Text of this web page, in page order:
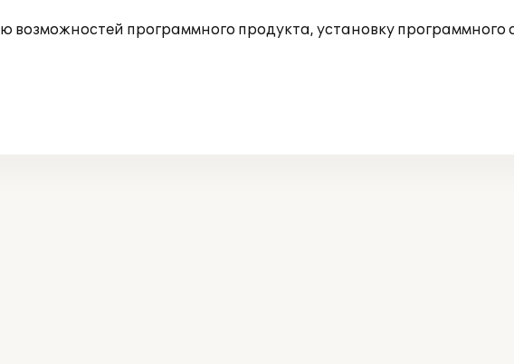
программного продукта, установку программного